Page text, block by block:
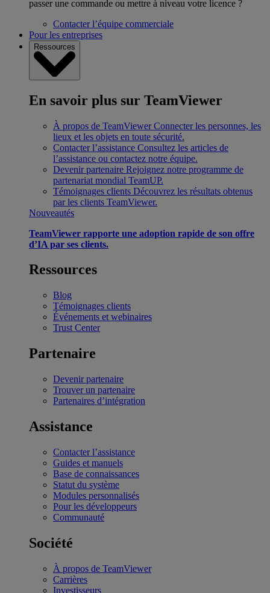
passer une commande ou mettre à niveau votre licence ?
Contacter l’équipe commerciale
Pour les entreprises
Ressources
En savoir plus sur TeamViewer
À propos de TeamViewer Connecter les personnes, les
lieux et les objets en toute sécurité.
Contacter l’assistance Consultez les articles de
l’assistance ou contactez notre équipe.
Devenir partenaire Rejoignez notre programme de
partenariat mondial TeamUP.
Témoignages clients Découvrez les résultats obtenus
par les clients TeamViewer.
Nouveautés
TeamViewer rapporte une adoption rapide de son offre
d’IA par ses clients.
Ressources
Blog
Témoignages clients
Événements et webinaires
Trust Center
Partenaire
Devenir partenaire
Trouver un partenaire
Partenaires d’intégration
Assistance
Contacter l’assistance
Guides et manuels
Base de connaissances
Statut du système
Modules personnalisés
Pour les développeurs
Communauté
Société
À propos de TeamViewer
Carrières
Investisseurs